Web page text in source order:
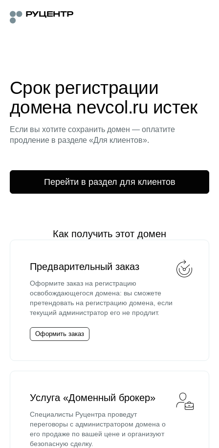
Срок регистрации
домена nevcol.ru истек
Если вы хотите сохранить домен — оплатите
продление в разделе «Для клиентов».
Перейти в раздел для клиентов
Как получить этот домен
Предварительный заказ
Оформите заказ на регистрацию
освобождающегося домена: вы сможете
претендовать на регистрацию домена, если
текущий администратор его не продлит.
Оформить заказ
Услуга «Доменный брокер»
Специалисты Руцентра проведут
переговоры с администратором домена о
его продаже по вашей цене и организуют
безопасную сделку.